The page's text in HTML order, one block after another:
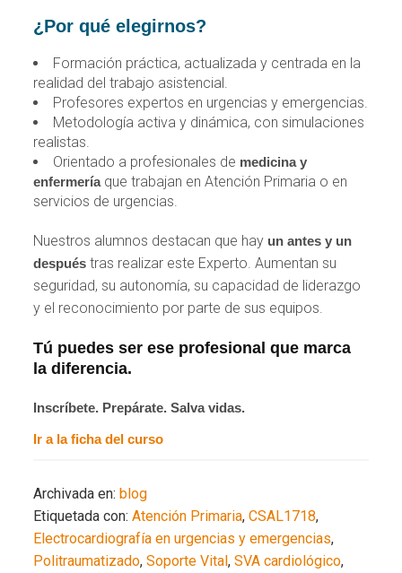
¿Por qué elegirnos?
Formación práctica, actualizada y centrada en la
realidad del trabajo asistencial.
Profesores expertos en urgencias y emergencias.
Metodología activa y dinámica, con simulaciones
realistas.
Orientado a profesionales de medicina y
enfermeríaque trabajan en Atención Primaria o en
servicios de urgencias.
Nuestros alumnos destacan que hay un antes y un
después tras realizar este Experto. Aumentan su
seguridad, su autonomía, su capacidad de liderazgo
y el reconocimiento por parte de sus equipos.
Tú puedes ser ese profesional que marca
la diferencia.
Inscríbete. Prepárate. Salva vidas.
Ir a la ficha del curso
Archivada en:blog
Etiquetada con:Atención Primaria,CSAL1718,
Electrocardiografía en urgencias y emergencias,
Politraumatizado,Soporte Vital,SVA cardiológico,